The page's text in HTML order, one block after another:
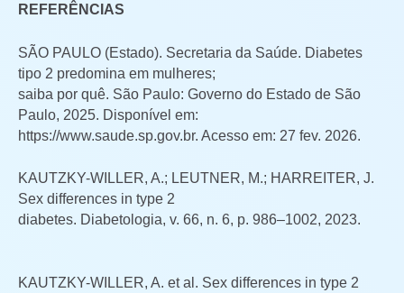
REFERÊNCIAS
SÃO PAULO (Estado). Secretaria da Saúde. Diabetes
tipo 2 predomina em mulheres;
saiba por quê. São Paulo: Governo do Estado de São
Paulo, 2025. Disponível em:
https://www.saude.sp.gov.br. Acesso em: 27 fev. 2026.
KAUTZKY-WILLER, A.; LEUTNER, M.; HARREITER, J.
Sex differences in type 2
diabetes. Diabetologia, v. 66, n. 6, p. 986–1002, 2023.
KAUTZKY-WILLER, A. et al. Sex differences in type 2